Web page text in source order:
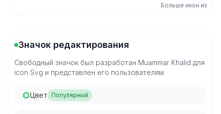
Больше икон из
Значок редактирования
Свободный значок был разработан Muammar Khalid для
icon Svg и представлен его пользователям
Цвет Популярный